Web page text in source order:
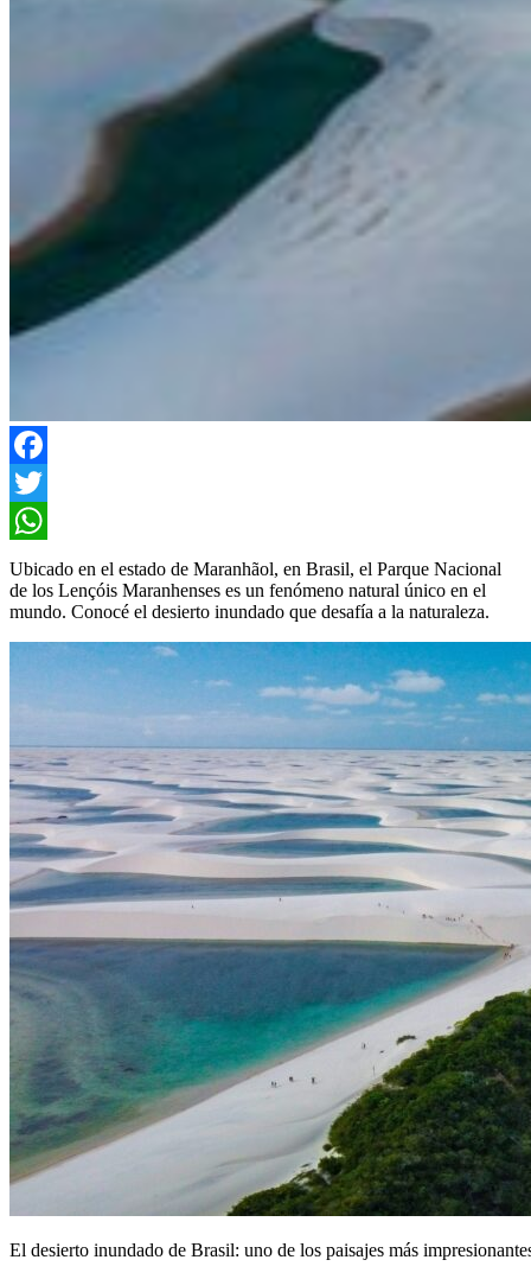
Facebook
Twitter
WhatsApp
Ubicado en el estado de Maranhãol, en Brasil, el Parque Nacional
de los Lençóis Maranhenses es un fenómeno natural único en el
mundo. Conocé el desierto inundado que desafía a la naturaleza.
El desierto inundado de Brasil: uno de los paisajes más